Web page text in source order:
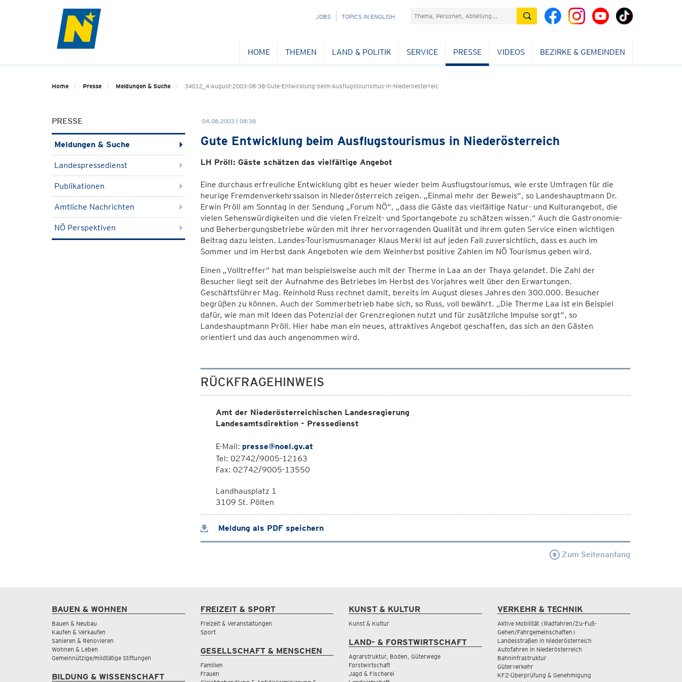
NAVIGATION
JOBS TOPICS IN ENGLISH Suchefeld
HOME THEMEN LAND & POLITIK SERVICE PRESSE VIDEOS BEZIRKE & GEMEINDEN
Home Presse Meldungen & Suche 34012_4-August-2003-08-38-Gute-Entwicklung-beim-Ausflugstourismus-in-Niederoesterreic
PRESSE
Meldungen & Suche
Landespressedienst
Publikationen
Amtliche Nachrichten
NÖ Perspektiven
04.08.2003 | 08:38
Gute Entwicklung beim Ausflugstourismus in Niederösterreich
LH Pröll: Gäste schätzen das vielfältige Angebot
Eine durchaus erfreuliche Entwicklung gibt es heuer wieder beim Ausflugstourismus, wie erste Umfragen für die
heurige Fremdenverkehrssaison in Niederösterreich zeigen. „Einmal mehr der Beweis“, so Landeshauptmann Dr.
Erwin Pröll am Sonntag in der Sendung „Forum NÖ“, „dass die Gäste das vielfältige Natur- und Kulturangebot, die
vielen Sehenswürdigkeiten und die vielen Freizeit- und Sportangebote zu schätzen wissen.“ Auch die Gastronomie-
und Beherbergungsbetriebe würden mit ihrer hervorragenden Qualität und ihrem guten Service einen wichtigen
Beitrag dazu leisten. Landes-Tourismusmanager Klaus Merkl ist auf jeden Fall zuversichtlich, dass es auch im
Sommer und im Herbst dank Angeboten wie dem Weinherbst positive Zahlen im NÖ Tourismus geben wird.
Einen „Volltreffer“ hat man beispielsweise auch mit der Therme in Laa an der Thaya gelandet. Die Zahl der
Besucher liegt seit der Aufnahme des Betriebes im Herbst des Vorjahres weit über den Erwartungen.
Geschäftsführer Mag. Reinhold Russ rechnet damit, bereits im August dieses Jahres den 300.000. Besucher
begrüßen zu können. Auch der Sommerbetrieb habe sich, so Russ, voll bewährt. „Die Therme Laa ist ein Beispiel
dafür, wie man mit Ideen das Potenzial der Grenzregionen nutzt und für zusätzliche Impulse sorgt“, so
Landeshauptmann Pröll. Hier habe man ein neues, attraktives Angebot geschaffen, das sich an den Gästen
orientiert und das auch angenommen wird.
RÜCKFRAGEHINWEIS
Amt der Niederösterreichischen Landesregierung
Landesamtsdirektion - Pressedienst
E-Mail: presse@noel.gv.at
Tel: 02742/9005-12163
Fax: 02742/9005-13550
Landhausplatz 1
3109 St. Pölten
Meldung als PDF speichern
Zum Seitenanfang
BAUEN & WOHNEN
Bauen & Neubau
Kaufen & Verkaufen
Sanieren & Renovieren
Wohnen & Leben
Gemeinnützige/mildtätige Stiftungen
BILDUNG & WISSENSCHAFT
FREIZEIT & SPORT
Freizeit & Veranstaltungen
Sport
GESELLSCHAFT & MENSCHEN
Familien
Frauen
KUNST & KULTUR
Kunst & Kultur
LAND- & FORSTWIRTSCHAFT
Agrarstruktur, Boden, Güterwege
Forstwirtschaft
Jagd & Fischerei
VERKEHR & TECHNIK
Aktive Mobilität (Radfahren/Zu-Fuß-
Gehen/Fahrgemeinschaften)
Landesstraßen in Niederösterreich
Autofahren in Niederösterreich
Bahninfrastruktur
Güterverkehr
KFZ-Überprüfung & Genehmigung